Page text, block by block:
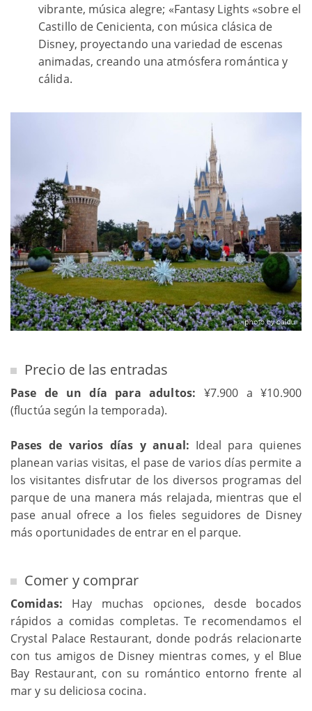
vibrante, música alegre; «Fantasy Lights «sobre el
Castillo de Cenicienta, con música clásica de
Disney, proyectando una variedad de escenas
animadas, creando una atmósfera romántica y
cálida.
Precio de las entradas
Pase de un día para adultos: ¥7.900 a ¥10.900
(fluctúa según la temporada).
Pases de varios días y anual: Ideal para quienes
planean varias visitas, el pase de varios días permite a
los visitantes disfrutar de los diversos programas del
parque de una manera más relajada, mientras que el
pase anual ofrece a los fieles seguidores de Disney
más oportunidades de entrar en el parque.
Comer y comprar
Comidas: Hay muchas opciones, desde bocados
rápidos a comidas completas. Te recomendamos el
Crystal Palace Restaurant, donde podrás relacionarte
con tus amigos de Disney mientras comes, y el Blue
Bay Restaurant, con su romántico entorno frente al
mar y su deliciosa cocina.